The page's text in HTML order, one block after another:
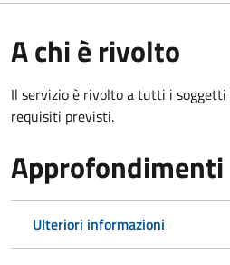
A chi è rivolto
Il servizio è rivolto a tutti i soggetti
requisiti previsti.
Approfondimenti
Ulteriori informazioni